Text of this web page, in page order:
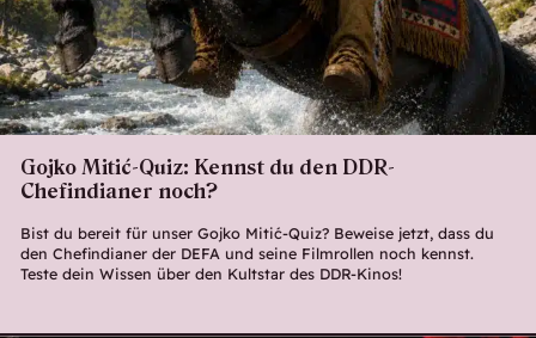
Gojko Mitić-Quiz: Kennst du den DDR-
Chefindianer noch?
Bist du bereit für unser Gojko Mitić-Quiz? Beweise jetzt, dass du
den Chefindianer der DEFA und seine Filmrollen noch kennst.
Teste dein Wissen über den Kultstar des DDR-Kinos!